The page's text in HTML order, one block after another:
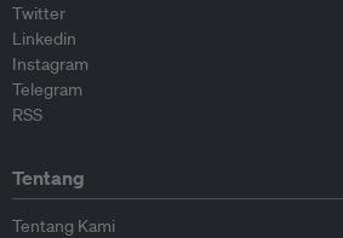
Twitter
Linkedin
Instagram
Telegram
RSS
Tentang
Tentang Kami